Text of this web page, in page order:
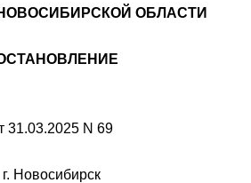
ОБЛАСТИ
31.03.2025 N 69
г. Новосибирск